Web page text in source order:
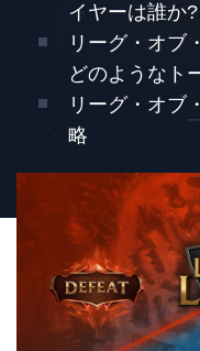
イヤーは誰か?
リーグ・オブ
どのようなト
リーグ・オブ
略